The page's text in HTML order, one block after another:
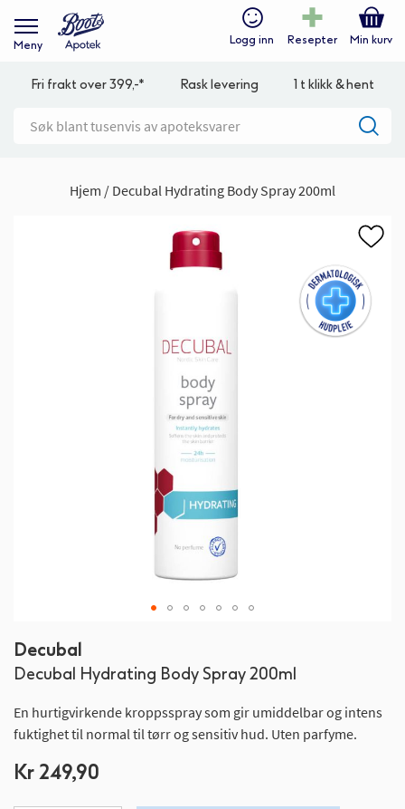
Meny Logg inn Resepter Min kurv
Fri frakt over 399,-* Rask levering 1 t klikk & hent
Hjem Decubal Hydrating Body Spray 200ml
Decubal
Decubal Hydrating Body Spray 200ml
En hurtigvirkende kroppsspray som gir umiddelbar og intens
fuktighet til normal til tørr og sensitiv hud. Uten parfyme.
Kr 249,90
til
begynnelsen
bildegalleri